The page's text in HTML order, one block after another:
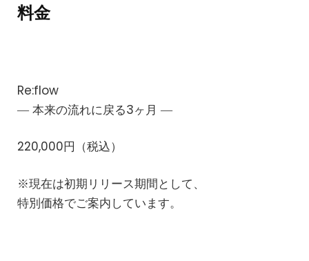
料金
Re:flow
― 本来の流れに戻る3ヶ月 ―
220,000円（税込）
※現在は初期リリース期間として、
特別価格でご案内しています。